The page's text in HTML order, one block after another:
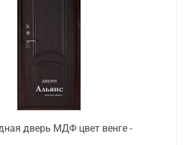
дверь МДФ цвет венге -